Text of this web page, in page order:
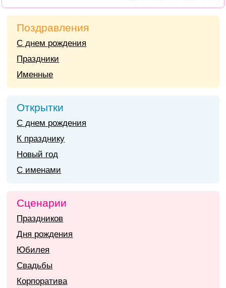
Поздравления
С днем рождения
Праздники
Именные
Открытки
С днем рождения
К празднику
Новый год
С именами
Сценарии
Праздников
Дня рождения
Юбилея
Свадьбы
Корпоратива